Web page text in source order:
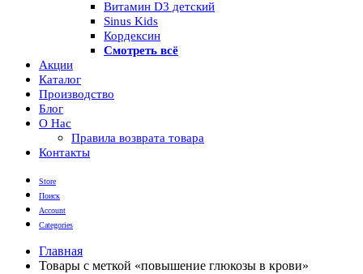
Витамин D3 детский
Sinus Kids
Кордексин
Смотреть всё
Акции
Каталог
Производство
Блог
О Нас
Правила возврата товара
Контакты
Store
Поиск
Account
Categories
Главная
Товары с меткой «повышение глюкозы в крови»